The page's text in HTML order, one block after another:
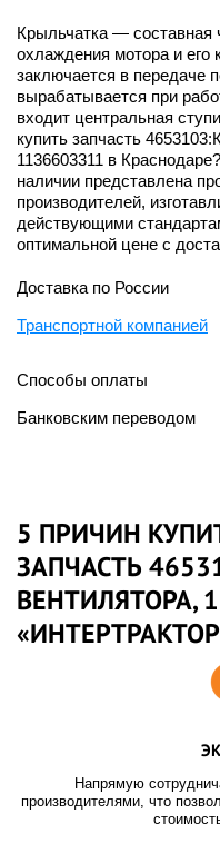
Крыльчатка — составная
охлаждения мотора и его
заключается в передаче
вырабатывается при
входит центральная
купить запчасть
1136603311 в
наличии представлена
производителей,
действующими
оптимальной цене с
Доставка по России
Транспортной компанией
Способы оплаты
Банковским переводом
5 ПРИЧИН
ЗАПЧАСТЬ
ВЕНТИЛЯТОРА,
Напрямую
производителями, что